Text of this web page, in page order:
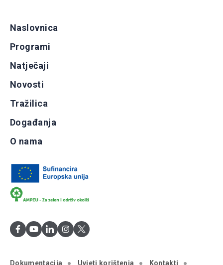
Naslovnica
Programi
Natječaji
Novosti
Tražilica
Događanja
O nama
Dokumentacija Uvjeti korištenja Kontakti